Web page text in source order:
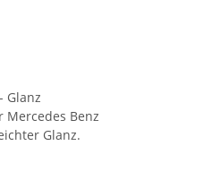
Glanz
Benz
Glanz.